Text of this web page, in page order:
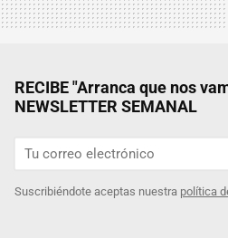
RECIBE "Arranca que nos
NEWSLETTER SEMANAL
Suscribiéndote aceptas nuestra política